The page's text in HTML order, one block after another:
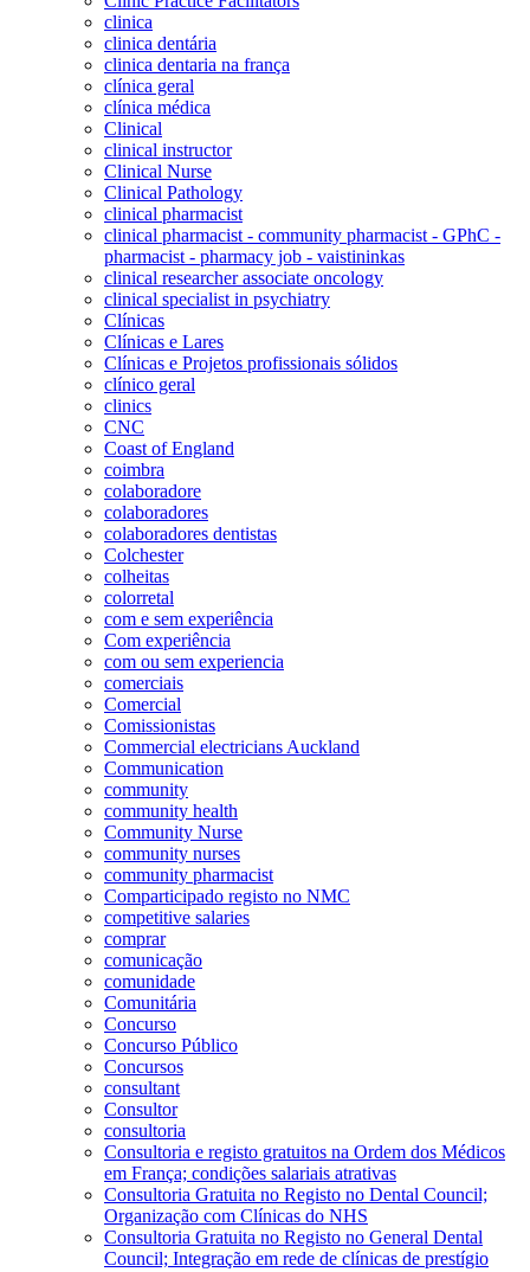
clinica
clinica dentária
clinica dentaria na frança
clínica geral
clínica médica
Clinical
clinical instructor
Clinical Nurse
Clinical Pathology
clinical pharmacist
clinical pharmacist - community pharmacist - GPhC -
pharmacist - pharmacy job - vaistininkas
clinical researcher associate oncology
clinical specialist in psychiatry
Clínicas
Clínicas e Lares
Clínicas e Projetos profissionais sólidos
clínico geral
clinics
CNC
Coast of England
coimbra
colaboradore
colaboradores
colaboradores dentistas
Colchester
colheitas
colorretal
com e sem experiência
Com experiência
com ou sem experiencia
comerciais
Comercial
Comissionistas
Commercial electricians Auckland
Communication
community
community health
Community Nurse
community nurses
community pharmacist
Comparticipado registo no NMC
competitive salaries
comprar
comunicação
comunidade
Comunitária
Concurso
Concurso Público
Concursos
consultant
Consultor
consultoria
Consultoria e registo gratuitos na Ordem dos Médicos
em França; condições salariais atrativas
Consultoria Gratuita no Registo no Dental Council;
Organização com Clínicas do NHS
Consultoria Gratuita no Registo no General Dental
Council; Integração em rede de clínicas de prestígio